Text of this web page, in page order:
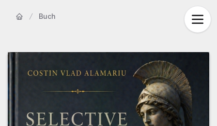
Buch